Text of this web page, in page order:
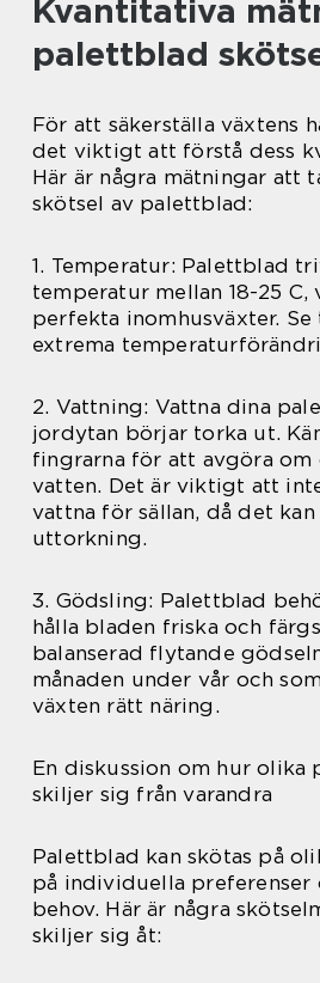
Kvantitativa
palettblad
För att säkerställa växtens
det viktigt att förstå dess
Här är några mätningar att
skötsel av palettblad:
1. Temperatur: Palettblad
temperatur mellan 18-25
perfekta inomhusväxter.
extrema
2. Vattning: Vattna dina
jordytan börjar torka ut.
fingrarna för att avgöra om
vatten. Det är viktigt att
vattna för sällan, då det
uttorkning.
3. Gödsling: Palettblad
hålla bladen friska och
balanserad flytande
månaden under vår och
växten rätt näring.
En diskussion om hur olika
skiljer sig från varandra
Palettblad kan skötas på
på individuella preferenser
behov. Här är några
skiljer sig åt: